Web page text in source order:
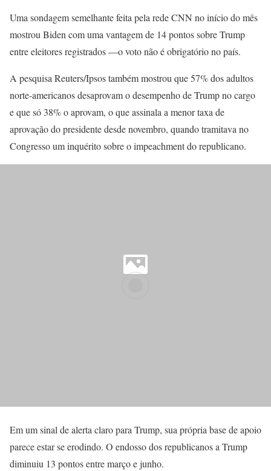
Uma sondagem semelhante feita pela rede CNN no início do mês
mostrou Biden com uma vantagem de 14 pontos sobre Trump
entre eleitores registrados —o voto não é obrigatório no país.
A pesquisa Reuters/Ipsos também mostrou que 57% dos adultos
norte-americanos desaprovam o desempenho de Trump no cargo
e que só 38% o aprovam, o que assinala a menor taxa de
aprovação do presidente desde novembro, quando tramitava no
Congresso um inquérito sobre o impeachment do republicano.
Em um sinal de alerta claro para Trump, sua própria base de apoio
parece estar se erodindo. O endosso dos republicanos a Trump
diminuiu 13 pontos entre março e junho.